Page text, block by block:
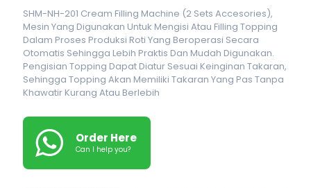
SHM-NH-201 Cream Filling Machine (2 Sets Accesories),
Mesin Yang Digunakan Untuk Mengisi Atau Filling Topping
Dalam Proses Produksi Roti Yang Beroperasi Secara
Otomatis Sehingga Lebih Praktis Dan Mudah Digunakan.
Pengisian Topping Dapat Diatur Sesuai Keinginan Takaran,
Sehingga Topping Akan Memiliki Takaran Yang Pas Tanpa
Khawatir Kurang Atau Berlebih
Order Here
Can I help you?